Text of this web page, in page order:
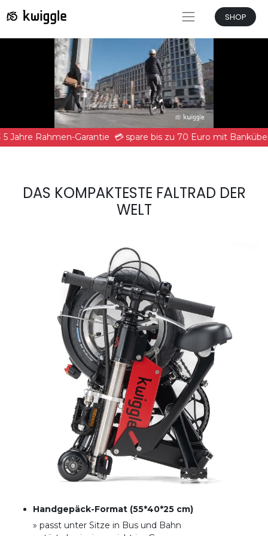
SHOP
Jahre Rahmen-Garantie 💳 spare bis zu 70 Euro mit
DAS KOMPAKTESTE FALTRAD DER
WELT
Handgepäck-Format (55*40*25 cm)
» passt unter Sitze in Bus und Bahn